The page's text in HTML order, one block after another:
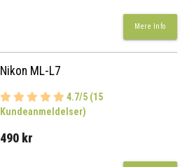
Mere Info
Nikon ML-L7
4.7/5 (15
Kundeanmeldelser)
490 kr